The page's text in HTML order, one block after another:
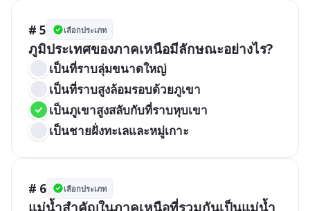
# 5 เลือกประเภท
ภูมิประเทศของภาคเหนือมีลักษณะอย่างไร?
เป็นที่ราบลุ่มขนาดใหญ่
เป็นที่ราบสูงล้อมรอบด้วยภูเขา
เป็นภูเขาสูงสลับกับที่ราบหุบเขา
เป็นชายฝั่งทะเลและหมู่เกาะ
# 6 เลือกประเภท